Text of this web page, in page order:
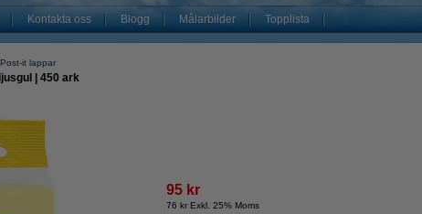
Kontakta oss Blogg Målarbilder Topplista
it lappar
| 450 ark
95 kr
76 kr Exkl. 25% Moms